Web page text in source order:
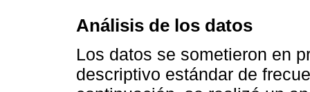
Análisis de los datos
Los datos se sometieron en
descriptivo estándar de